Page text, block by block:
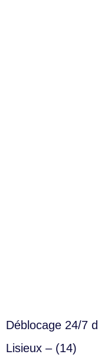
Déblocage 24/7
Lisieux – (14)